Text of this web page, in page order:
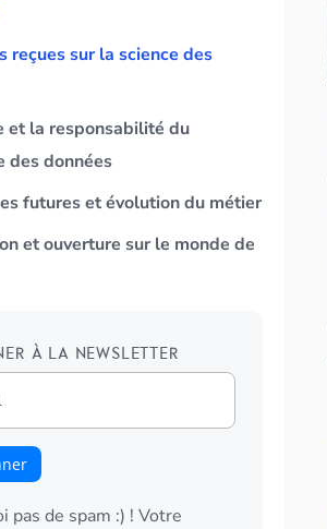
reçues sur la science des
et la responsabilité du
des données
futures et évolution du métier
et ouverture sur le monde de
À LA NEWSLETTER
pas de spam :) ! Votre